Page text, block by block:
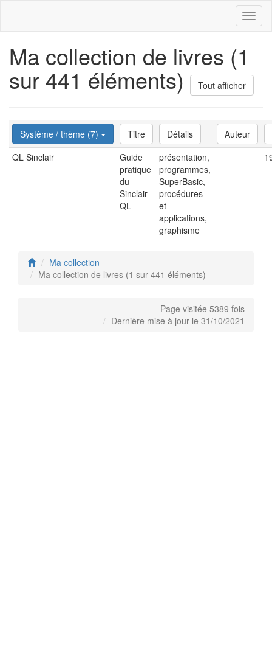
Ma collection de livres (1
sur 441 éléments) Tout afficher
Système / thème (7) Titre Détails
Auteur
QL Sinclair
Guide
pratique
du
Sinclair
QL
présentation,
programmes,
SuperBasic,
procédures
et
applications,
graphisme
Ma collection
Ma collection de livres (1 sur 441 éléments)
Page visitée 5389 fois
Dernière mise à jour le 31/10/2021